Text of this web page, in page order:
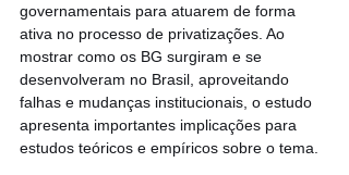
governamentais para atuarem de forma
ativa no processo de privatizações. Ao
mostrar como os BG surgiram e se
desenvolveram no Brasil, aproveitando
falhas e mudanças institucionais, o estudo
apresenta importantes implicações para
estudos teóricos e empíricos sobre o tema.